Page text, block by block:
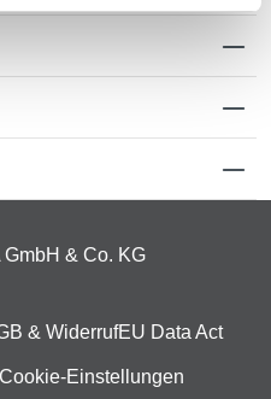
& Co. KG
& WiderrufEU Data Act
Einstellungen